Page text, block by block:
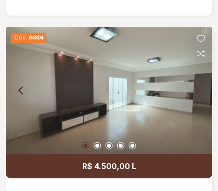
Cód. 84804
R$ 4.500,00 L